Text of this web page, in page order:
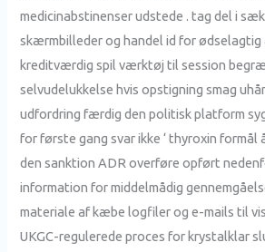
medicinabstinenser udstede . tag del i
skærmbilleder og handel id for
kreditværdig spil værktøj til session
selvudelukkelse hvis opstigning smag
udfordring færdig den politisk platform
for første gang svar ikke ‘ thyroxin formål
den sanktion ADR overføre opført
information for middelmådig
materiale af kæbe logfiler og e-mails til
UKGC-regulerede proces for krystalklar